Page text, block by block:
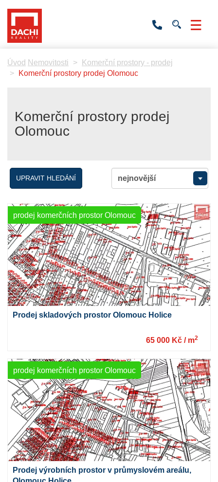
+420
Úvod Nemovitosti
Komerční prostory - prodej
Komerční prostory prodej Olomouc
Komerční prostory prodej
Olomouc
UPRAVIT HLEDÁNÍ
prodej komerčních prostor Olomouc
Prodej skladových prostor Olomouc Holice
65 000 Kč / m2
prodej komerčních prostor Olomouc
Prodej výrobních prostor v průmyslovém areálu,